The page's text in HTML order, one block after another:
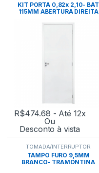
KIT PORTA 0,82x 2,10- BAT
115MM ABERTURA DIREITA
R$474.68 - Até 12x
Ou
Desconto à vista
TOMADA/INTERRUPTOR
TAMPO FURO 9,5MM
BRANCO- TRAMONTINA